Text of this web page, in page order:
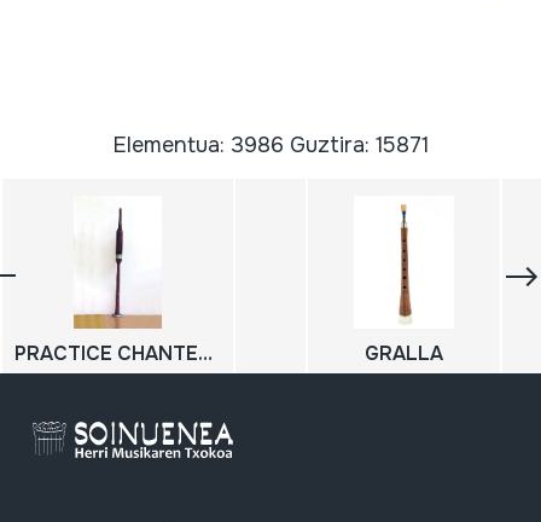
Elementua: 3986 Guztira: 15871
PRACTICE CHANTERS; Bagpipe practice chanters GRALLA